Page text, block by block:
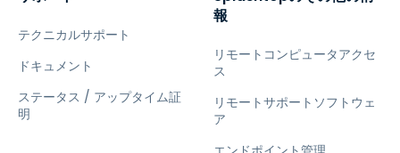
テクニカルサポート
ドキュメント
ステータス / アップタイム証
明
報
リモートコンピュータアクセ
ス
リモートサポートソフトウェ
ア